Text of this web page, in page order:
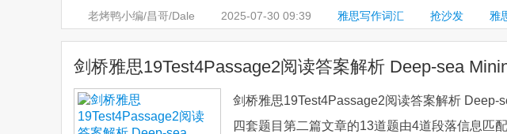
老烤鸭小编/昌哥/Dale 2025-07-30 09:39 雅思写作词汇 抢沙发 雅
剑桥雅思19Test4Passage2阅读答案解析 Deep-sea
剑桥雅思19Test4Passage2阅读答案解析 Deep-
四套题目第二篇文章的13道题由4道段落信息匹